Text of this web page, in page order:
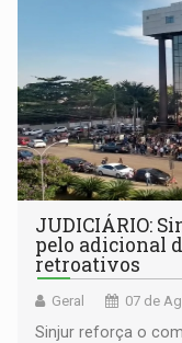
JUDICIÁRIO:
pelo adicional
retroativos
Geral 07 de
Sinjur reforça o